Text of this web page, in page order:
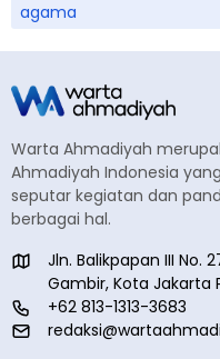
agama
Warta Ahmadiyah
Ahmadiyah Indonesia
seputar kegiatan dan
berbagai hal.
Jln. Balikpapan III No.
Gambir, Kota Jakarta
+62 813-1313-3683